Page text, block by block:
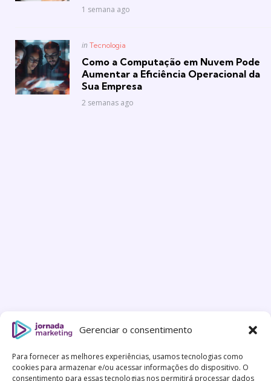
Gerenciar o consentimento
Para fornecer as melhores experiências, usamos tecnologias como
cookies para armazenar e/ou acessar informações do dispositivo. O
consentimento para essas tecnologias nos permitirá processar dados
1 semana ago
Posted
in Tecnologia
Como a Computação em Nuvem Pode
Aumentar a Eficiência Operacional da
Sua Empresa
2 semanas ago